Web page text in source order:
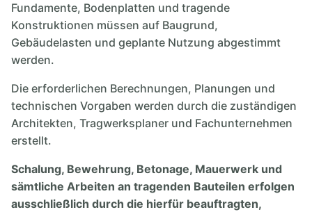
Fundamente, Bodenplatten und tragende
Konstruktionen müssen auf Baugrund,
Gebäudelasten und geplante Nutzung abgestimmt
werden.
Die erforderlichen Berechnungen, Planungen und
technischen Vorgaben werden durch die zuständigen
Architekten, Tragwerksplaner und Fachunternehmen
erstellt.
Schalung, Bewehrung, Betonage, Mauerwerk und
sämtliche Arbeiten an tragenden Bauteilen erfolgen
ausschließlich durch die hierfür beauftragten,